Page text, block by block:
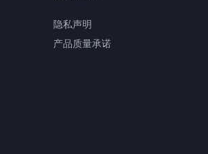
隐私声明
产品质量承诺